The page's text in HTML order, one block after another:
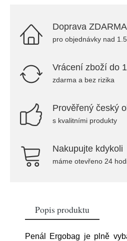
Doprava ZDARMA
pro objednávky nad
Vrácení zboží do
zdarma a bez rizika
Prověřený český
s kvalitními produkty
Nakupujte kdykoli
máme otevřeno 24
Popis produktu
Penál Ergobag je plně